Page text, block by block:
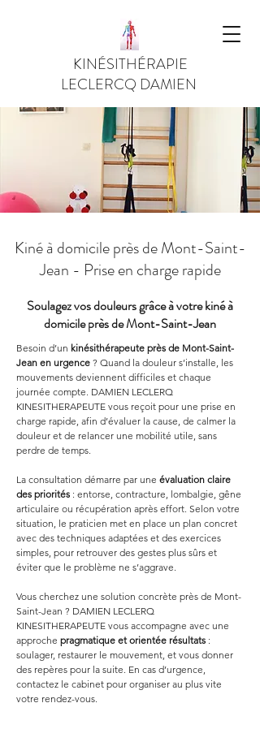
KINÉSITHÉRAPIE
LECLERCQ DAMIEN
Kiné à domicile près de Mont-Saint-
Jean - Prise en charge rapide
Soulagez vos douleurs grâce à votre kiné à
domicile près de Mont-Saint-Jean
Besoin d’un kinésithérapeute près de Mont-Saint-
Jean en urgence ? Quand la douleur s’installe, les
mouvements deviennent difficiles et chaque
journée compte. DAMIEN LECLERQ
KINESITHERAPEUTE vous reçoit pour une prise en
charge rapide, afin d’évaluer la cause, de calmer la
douleur et de relancer une mobilité utile, sans
perdre de temps.
La consultation démarre par une évaluation claire
des priorités : entorse, contracture, lombalgie, gêne
articulaire ou récupération après effort. Selon votre
situation, le praticien met en place un plan concret
avec des techniques adaptées et des exercices
simples, pour retrouver des gestes plus sûrs et
éviter que le problème ne s’aggrave.
Vous cherchez une solution concrète près de Mont-
Saint-Jean ? DAMIEN LECLERQ
KINESITHERAPEUTE vous accompagne avec une
approche pragmatique et orientée résultats :
soulager, restaurer le mouvement, et vous donner
des repères pour la suite. En cas d’urgence,
contactez le cabinet pour organiser au plus vite
votre rendez-vous.